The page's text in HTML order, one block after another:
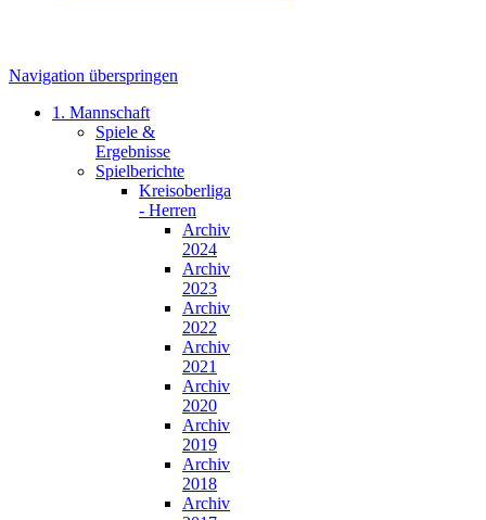
Navigation überspringen
1. Mannschaft
Spiele &
Ergebnisse
Spielberichte
Kreisoberliga
- Herren
Archiv
2024
Archiv
2023
Archiv
2022
Archiv
2021
Archiv
2020
Archiv
2019
Archiv
2018
Archiv